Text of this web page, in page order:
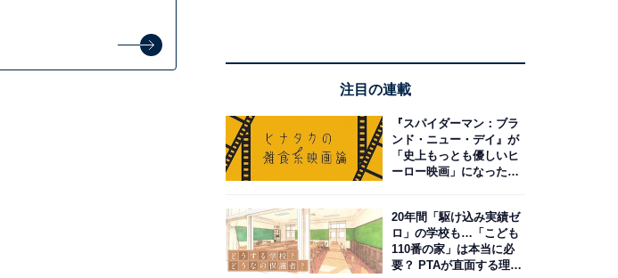
注目の連載
『スパイダーマン：ブラ
ンド・ニュー・デイ』が
「史上もっとも優しいヒ
ーロー映画」になった理
20年間「駆け込み実績ゼ
ロ」の学校も…「こども
110番の家」は本当に必
要？ PTAが直面する理想